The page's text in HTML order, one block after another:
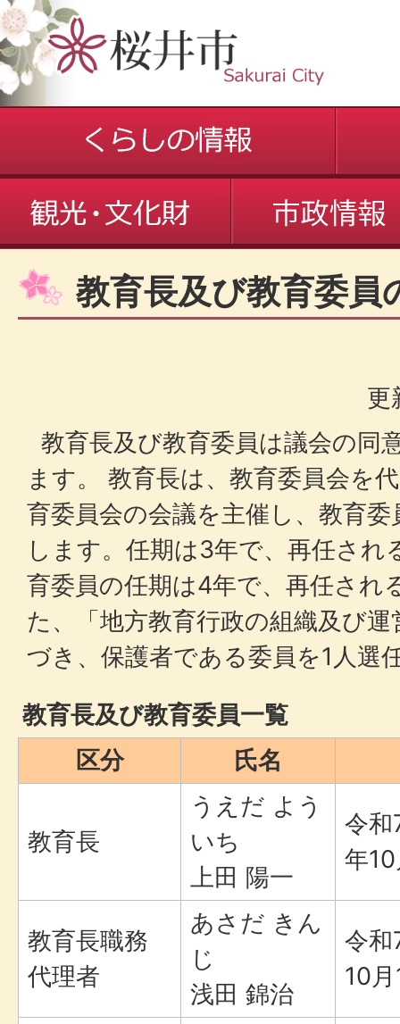
教育長及び教育委員
更
教育長及び教育委員は議会の同
ます。 教育長は、教育委員会を
育委員会の会議を主催し、教育
します。任期は3年で、再任され
育委員の任期は4年で、再任され
た、「地方教育行政の組織及び
づき、保護者である委員を1人選
教育長及び教育委員一覧
区分
氏名
教育長
うえだ よう
いち
上田 陽一
令和
年
教育長職務
代理者
あさだ きん
じ
浅田 錦治
令
10